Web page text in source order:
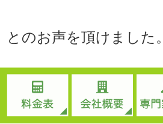
とのお声を頂けました。